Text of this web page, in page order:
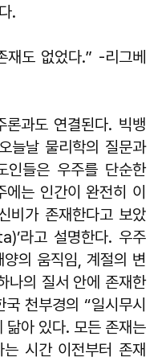
.
재도 없었다.” -리그베
과도 연결된다. 빅뱅
늘날 물리학의 질문과
인들은 우주를 단순한
는 인간이 완전히 이
비가 존재한다고 보았
라고 설명한다. 우주
의 움직임, 계절의 변
나의 질서 안에 존재한
천부경의 “일시무시
아 있다. 모든 존재는
시간 이전부터 존재